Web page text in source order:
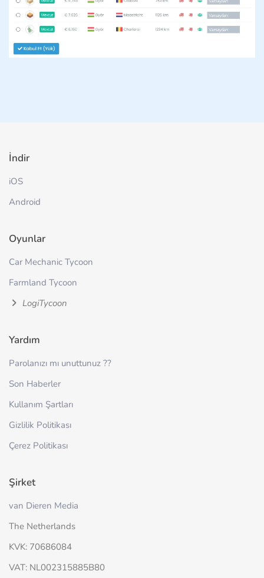
İndir
iOS
Android
Oyunlar
Car Mechanic Tycoon
Farmland Tycoon
LogiTycoon
Yardım
Parolanızı mı unuttunuz ??
Son Haberler
Kullanım Şartları
Gizlilik Politikası
Çerez Politikası
Şirket
van Dieren Media
The Netherlands
KVK: 70686084
VAT: NL002315885B80